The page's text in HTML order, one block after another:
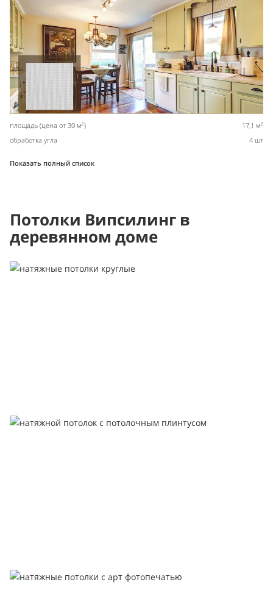
площадь (цена от 30 м2) 17,1 м2
обработка угла 4 шт
Показать полный список
Потолки Випсилинг в
деревянном доме